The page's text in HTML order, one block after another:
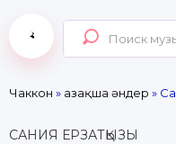
Чаккон » Қазақша әндер »
САНИЯ ЕРЗАТҚЫЗЫ